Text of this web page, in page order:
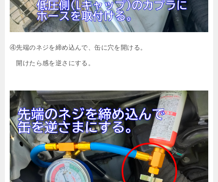
④先端のネジを締め込んで、缶に穴を開ける。
開けたら感を逆さにする。